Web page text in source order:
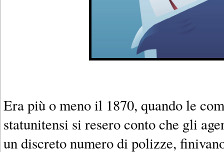
Era più o meno il 1870, quando le
statunitensi si resero conto che gli
un discreto numero di polizze,